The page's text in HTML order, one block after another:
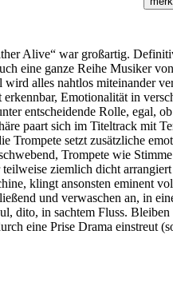
Alive“ war großartig.
eine ganze Reihe Musiker
alles nahtlos miteinander
Emotionalität in
entscheidende Rolle, egal,
paart sich im Titeltrack mit
Trompete setzt zusätzliche
Trompete wie
ziemlich dicht
klingt ansonsten eminent
und verwaschen an, in
in sachtem Fluss.
eine Prise Drama